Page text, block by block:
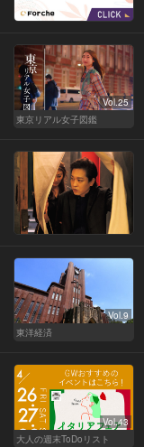
Vol.25
東京リアル女子図鑑
Vol.9
東洋経済
Vol.43
大人の週末ToDoリスト